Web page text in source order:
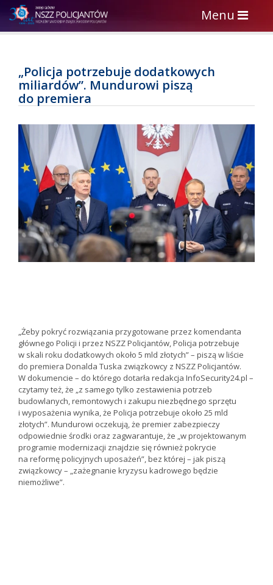
Toggle
navigation
Menu
„Policja potrzebuje dodatkowych
miliardów”. Mundurowi piszą
do premiera
„Żeby pokryć rozwiązania przygotowane przez komendanta
głównego Policji i przez NSZZ Policjantów, Policja potrzebuje
w skali roku dodatkowych około 5 mld złotych” – piszą w liście
do premiera Donalda Tuska związkowcy z NSZZ Policjantów.
W dokumencie – do którego dotarła redakcja InfoSecurity24.pl –
czytamy też, że „z samego tylko zestawienia potrzeb
budowlanych, remontowych i zakupu niezbędnego sprzętu
i wyposażenia wynika, że Policja potrzebuje około 25 mld
złotych”. Mundurowi oczekują, że premier zabezpieczy
odpowiednie środki oraz zagwarantuje, że „w projektowanym
programie modernizacji znajdzie się również pokrycie
na reformę policyjnych uposażeń”, bez której – jak piszą
związkowcy – „zażegnanie kryzysu kadrowego będzie
niemożliwe”.